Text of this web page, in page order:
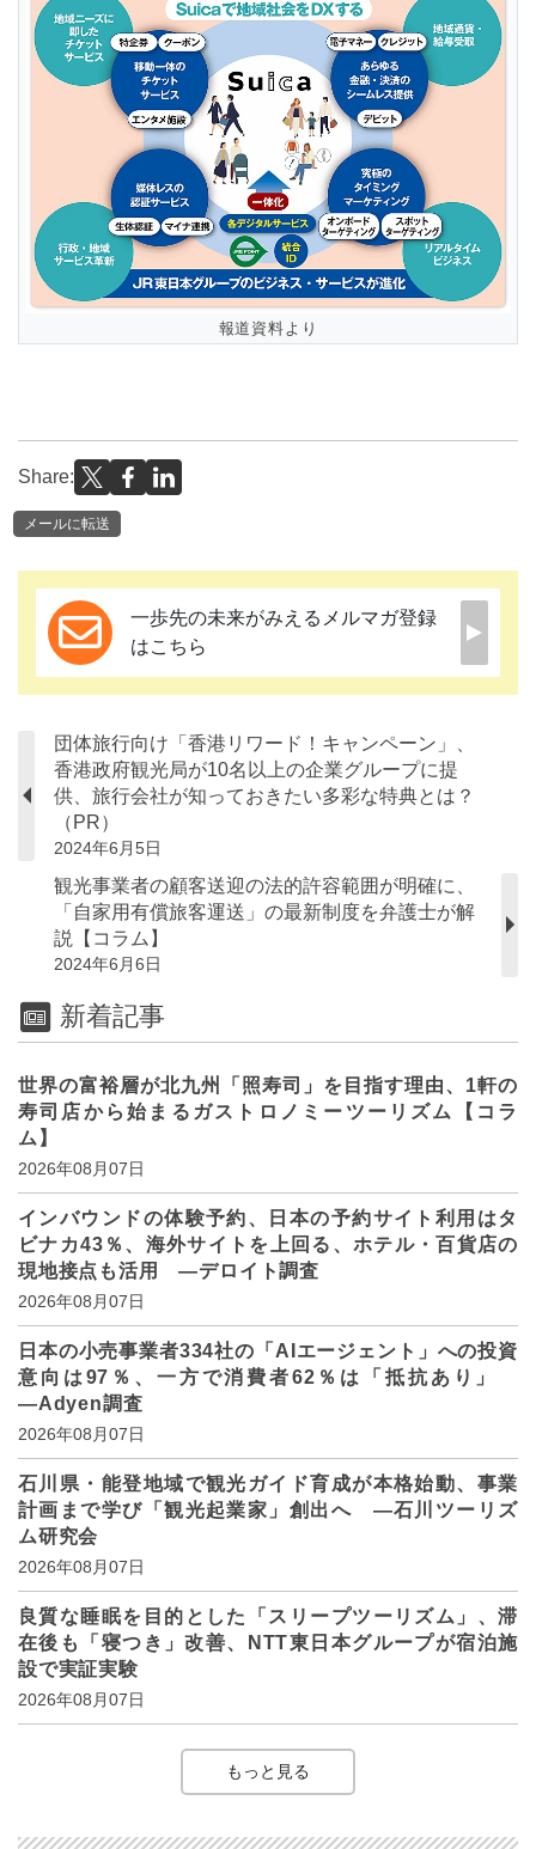
報道資料より
Share:
メールに転送
一歩先の未来がみえるメルマガ登録
はこちら
団体旅行向け「香港リワード！キャンペーン」、
香港政府観光局が10名以上の企業グループに提
供、旅行会社が知っておきたい多彩な特典とは？
（PR）
2024年6月5日
観光事業者の顧客送迎の法的許容範囲が明確に、
「自家用有償旅客運送」の最新制度を弁護士が解
説【コラム】
2024年6月6日
新着記事
世界の富裕層が北九州「照寿司」を目指す理由、1軒の
寿司店から始まるガストロノミーツーリズム【コラ
ム】
2026年08月07日
インバウンドの体験予約、日本の予約サイト利用はタ
ビナカ43％、海外サイトを上回る、ホテル・百貨店の
現地接点も活用 ―デロイト調査
2026年08月07日
日本の小売事業者334社の「AIエージェント」への投資
意向は97％、一方で消費者62％は「抵抗あり」
―Adyen調査
2026年08月07日
石川県・能登地域で観光ガイド育成が本格始動、事業
計画まで学び「観光起業家」創出へ ―石川ツーリズ
ム研究会
2026年08月07日
良質な睡眠を目的とした「スリープツーリズム」、滞
在後も「寝つき」改善、NTT東日本グループが宿泊施
設で実証実験
2026年08月07日
もっと見る